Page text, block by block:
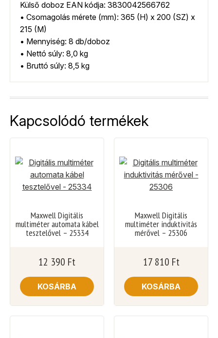
Külső doboz EAN kódja: 3830042566762
• Csomagolás mérete (mm): 365 (H) x 200 (SZ) x
215 (M)
• Mennyiség: 8 db/doboz
• Nettó súly: 8,0 kg
• Bruttó súly: 8,5 kg
Kapcsolódó termékek
Maxwell Digitális
multiméter automata kábel
tesztelővel – 25334
12 390 Ft
KOSÁRBA
Maxwell Digitális
multiméter induktivitás
mérővel – 25306
17 810 Ft
KOSÁRBA